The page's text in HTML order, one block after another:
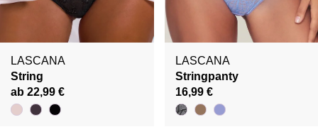
LASCANA
String
ab 22,99 €
LASCANA
Stringpanty
16,99 €